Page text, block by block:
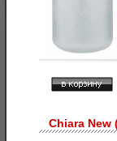
Chiara New